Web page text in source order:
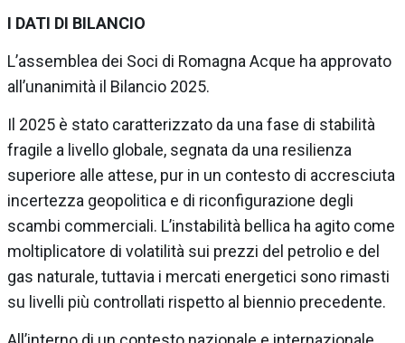
I DATI DI BILANCIO
L’assemblea dei Soci di Romagna Acque ha approvato
all’unanimità il Bilancio 2025.
Il 2025 è stato caratterizzato da una fase di stabilità
fragile a livello globale, segnata da una resilienza
superiore alle attese, pur in un contesto di accresciuta
incertezza geopolitica e di riconfigurazione degli
scambi commerciali. L’instabilità bellica ha agito come
moltiplicatore di volatilità sui prezzi del petrolio e del
gas naturale, tuttavia i mercati energetici sono rimasti
su livelli più controllati rispetto al biennio precedente.